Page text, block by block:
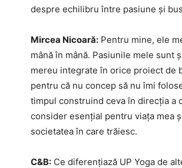
despre echilibru între pasiune și
Mircea Nicoară: Pentru mine, ele
mână în mână. Pasiunile mele sunt
mereu integrate în orice proiect de
pentru că nu concep să nu îmi
timpul construind ceva în direcția a
consider esențial pentru viața mea
societatea în care trăiesc.
C&B: Ce diferențiază UP Yoga de